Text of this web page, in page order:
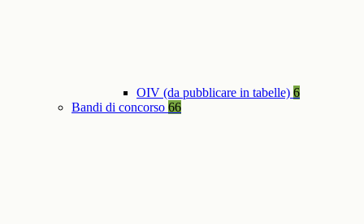
OIV (da pubblicare in tabelle) 6
Bandi di concorso 66